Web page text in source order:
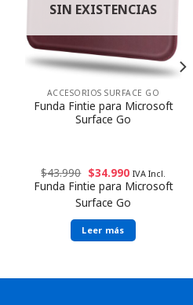
SIN EXISTENCIAS
ACCESORIOS SURFACE GO
Funda Fintie para Microsoft
Surface Go
$43.990 $34.990 IVA Incl.
Funda Fintie para Microsoft
Surface Go
Leer más